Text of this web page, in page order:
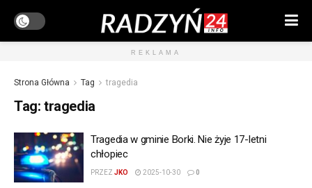
REKLAMA
Strona Główna Tag tragedia
Tag: tragedia
Tragedia w gminie Borki. Nie żyje 17-letni
chłopiec
PRZEZ JKO 2025-10-30 0